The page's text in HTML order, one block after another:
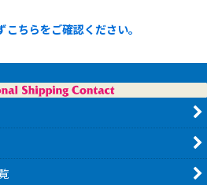
ちらをご確認ください。